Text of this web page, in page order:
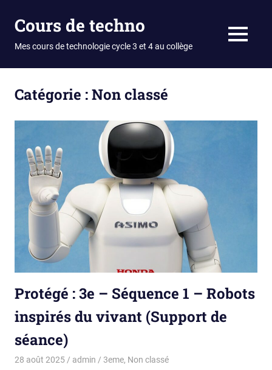
Cours de techno
Mes cours de technologie cycle 3 et 4 au collège MENU
Catégorie :Non classé
Protégé : 3e – Séquence 1 – Robots
inspirés du vivant (Support de
séance)
28 août 2025 admin 3eme, Non classé